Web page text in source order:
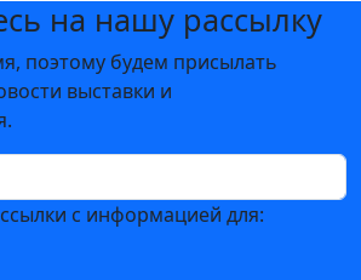
на нашу рассылку
поэтому будем присылать
выставки и
с информацией для: